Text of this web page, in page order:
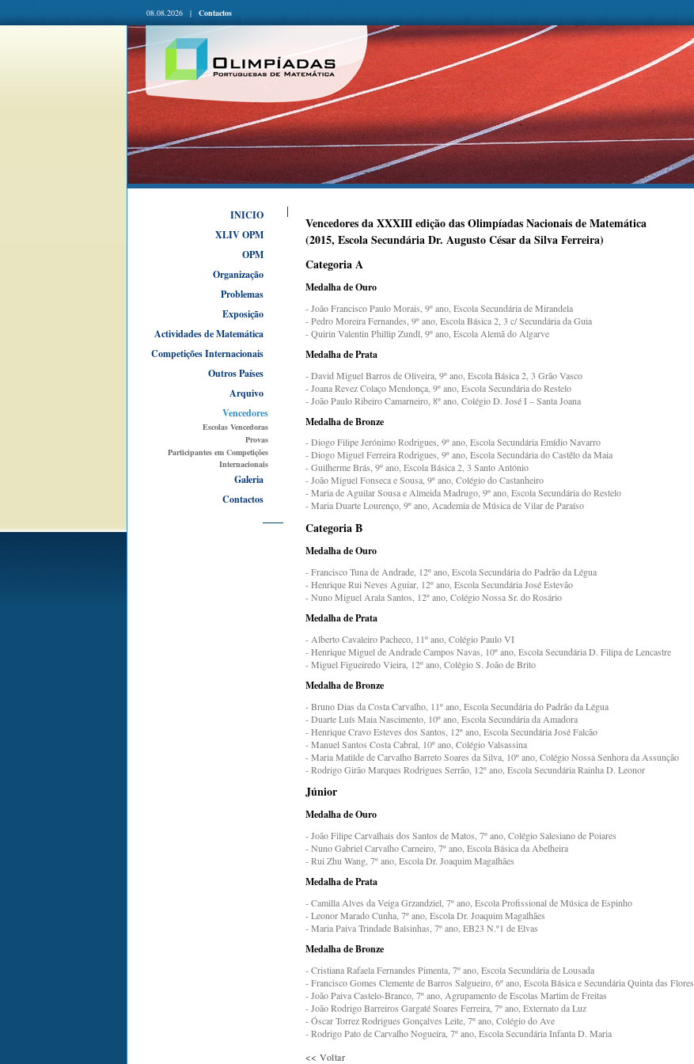
08.08.2026 | Contactos
INICIO
XLIV OPM
OPM
Organização
Problemas
Exposição
Actividades de Matemática
Competições Internacionais
Outros Países
Arquivo
Vencedores
Escolas Vencedoras
Provas
Participantes em Competições
Internacionais
Galeria
Contactos
Vencedores da XXXIII edição das Olimpíadas Nacionais de Matemática
(2015, Escola Secundária Dr. Augusto César da Silva Ferreira)
Categoria A
Medalha de Ouro
- João Francisco Paulo Morais, 9º ano, Escola Secundária de Mirandela
- Pedro Moreira Fernandes, 9º ano, Escola Básica 2, 3 c/ Secundária da Guia
- Quirin Valentin Phillip Zundl, 9º ano, Escola Alemã do Algarve
Medalha de Prata
- David Miguel Barros de Oliveira, 9º ano, Escola Básica 2, 3 Grão Vasco
- Joana Revez Colaço Mendonça, 9º ano, Escola Secundária do Restelo
- João Paulo Ribeiro Camarneiro, 8º ano, Colégio D. José I – Santa Joana
Medalha de Bronze
- Diogo Filipe Jerónimo Rodrigues, 9º ano, Escola Secundária Emídio Navarro
- Diogo Miguel Ferreira Rodrigues, 9º ano, Escola Secundária do Castêlo da Maia
- Guilherme Brás, 9º ano, Escola Básica 2, 3 Santo António
- João Miguel Fonseca e Sousa, 9º ano, Colégio do Castanheiro
- Maria de Aguilar Sousa e Almeida Madrugo, 9º ano, Escola Secundária do Restelo
- Maria Duarte Lourenço, 9º ano, Academia de Música de Vilar de Paraíso
Categoria B
Medalha de Ouro
- Francisco Tuna de Andrade, 12º ano, Escola Secundária do Padrão da Légua
- Henrique Rui Neves Aguiar, 12º ano, Escola Secundária José Estevão
- Nuno Miguel Arala Santos, 12º ano, Colégio Nossa Sr. do Rosário
Medalha de Prata
- Alberto Cavaleiro Pacheco, 11º ano, Colégio Paulo VI
- Henrique Miguel de Andrade Campos Navas, 10º ano, Escola Secundária D. Filipa de Lencastre
- Miguel Figueiredo Vieira, 12º ano, Colégio S. João de Brito
Medalha de Bronze
- Bruno Dias da Costa Carvalho, 11º ano, Escola Secundária do Padrão da Légua
- Duarte Luís Maia Nascimento, 10º ano, Escola Secundária da Amadora
- Henrique Cravo Esteves dos Santos, 12º ano, Escola Secundária José Falcão
- Manuel Santos Costa Cabral, 10º ano, Colégio Valsassina
- Maria Matilde de Carvalho Barreto Soares da Silva, 10º ano, Colégio Nossa Senhora da Assunção
- Rodrigo Girão Marques Rodrigues Serrão, 12º ano, Escola Secundária Rainha D. Leonor
Júnior
Medalha de Ouro
- João Filipe Carvalhais dos Santos de Matos, 7º ano, Colégio Salesiano de Poiares
- Nuno Gabriel Carvalho Carneiro, 7º ano, Escola Básica da Abelheira
- Rui Zhu Wang, 7º ano, Escola Dr. Joaquim Magalhães
Medalha de Prata
- Camilla Alves da Veiga Grzandziel, 7º ano, Escola Profissional de Música de Espinho
- Leonor Marado Cunha, 7º ano, Escola Dr. Joaquim Magalhães
- Maria Paiva Trindade Balsinhas, 7º ano, EB23 N.º1 de Elvas
Medalha de Bronze
- Cristiana Rafaela Fernandes Pimenta, 7º ano, Escola Secundária de Lousada
- Francisco Gomes Clemente de Barros Salgueiro, 6º ano, Escola Básica e Secundária Quinta das Flores
- João Paiva Castelo-Branco, 7º ano, Agrupamento de Escolas Martim de Freitas
- João Rodrigo Barreiros Gargaté Soares Ferreira, 7º ano, Externato da Luz
- Óscar Torrez Rodrigues Gonçalves Leite, 7º ano, Colégio do Ave
- Rodrigo Pato de Carvalho Nogueira, 7º ano, Escola Secundária Infanta D. Maria
<< Voltar